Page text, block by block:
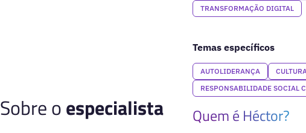
TRANSFORMAÇÃO DIGITAL
Temas específicos
AUTOLIDERANÇA
RESPONSABILIDADE SOCIAL
Sobre oespecialista Quem é Héctor?